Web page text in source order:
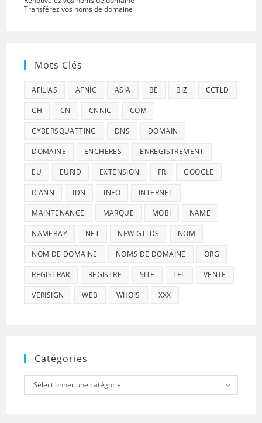
Transférez vos noms de domaine
Mots Clés
AFILIAS AFNIC ASIA BE BIZ CCTLD
CH CN CNNIC COM
CYBERSQUATTING DNS DOMAIN
DOMAINE ENCHÈRES ENREGISTREMENT
EU EURID EXTENSION FR GOOGLE
ICANN IDN INFO INTERNET
MAINTENANCE MARQUE MOBI NAME
NAMEBAY NET NEW GTLDS NOM
NOM DE DOMAINE NOMS DE DOMAINE ORG
REGISTRAR REGISTRE SITE TEL VENTE
VERISIGN WEB WHOIS XXX
Catégories
Catégories
Sélectionner une catégorie